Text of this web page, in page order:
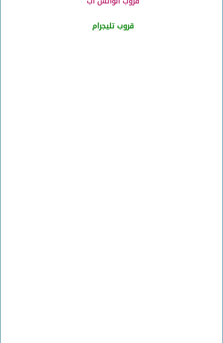
قروب تليجرام